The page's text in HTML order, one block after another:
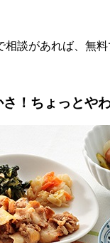
相談があれば、無
！ちょっとや